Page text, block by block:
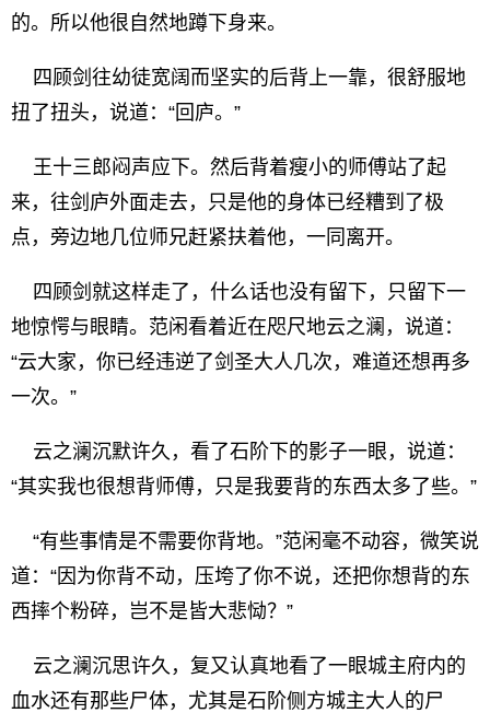
的。所以他很自然地蹲下身来。
四顾剑往幼徒宽阔而坚实的后背上一靠，很舒服地
扭了扭头，说道：“回庐。”
王十三郎闷声应下。然后背着瘦小的师傅站了起
来，往剑庐外面走去，只是他的身体已经糟到了极
点，旁边地几位师兄赶紧扶着他，一同离开。
四顾剑就这样走了，什么话也没有留下，只留下一
地惊愕与眼睛。范闲看着近在咫尺地云之澜，说道：
“云大家，你已经违逆了剑圣大人几次，难道还想再多
一次。”
云之澜沉默许久，看了石阶下的影子一眼，说道：
“其实我也很想背师傅，只是我要背的东西太多了些。”
“有些事情是不需要你背地。”范闲毫不动容，微笑说
道：“因为你背不动，压垮了你不说，还把你想背的东
西摔个粉碎，岂不是皆大悲恸？”
云之澜沉思许久，复又认真地看了一眼城主府内的
血水还有那些尸体，尤其是石阶侧方城主大人的尸